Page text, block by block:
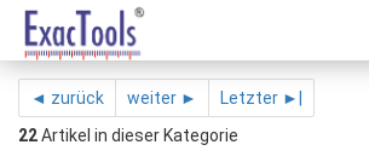
◄ zurück weiter ►
Letzter ►|
22Artikel in dieser Kategorie